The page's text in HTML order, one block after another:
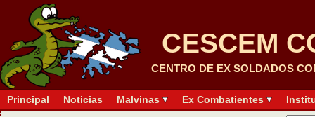
CESCEM
CENTRO DE EX SOLDADOS
Principal Noticias Malvinas Ex Combatientes